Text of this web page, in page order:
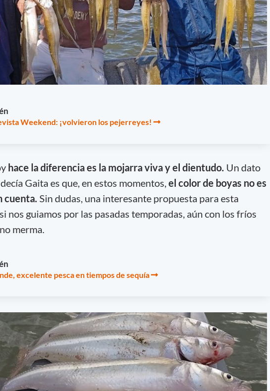
Weekend: ¡volvieron los pejerreyes!
hace la diferencia es la mojarra viva y el dientudo. Un dato
Gaita es que, en estos momentos,el color de boyas no es
cuenta. Sin dudas, una interesante propuesta para esta
nos guiamos por las pasadas temporadas, aún con los fríos
merma.
excelente pesca en tiempos de sequía